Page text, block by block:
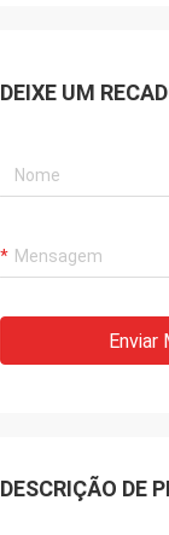
DEIXE UM
Enviar
DESCRIÇÃO DE